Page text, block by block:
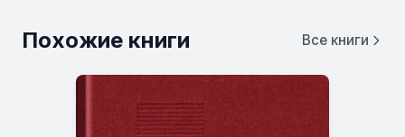
Похожие книги Все книги